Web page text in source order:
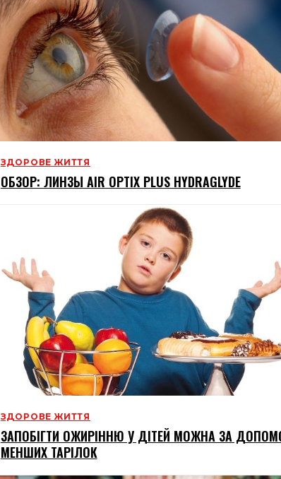
ЗДОРОВЕ ЖИТТЯ
ОБЗОР: ЛИНЗЫ AIR OPTIX PLUS HYDRAGLYDE
ЗДОРОВЕ ЖИТТЯ
ЗАПОБІГТИ ОЖИРІННЮ У ДІТЕЙ МОЖНА ЗА
МЕНШИХ ТАРІЛОК